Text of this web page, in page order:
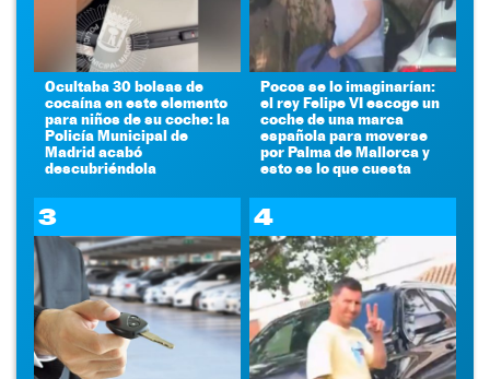
Ocultaba 30 bolsas de
cocaína en este elemento
para niños de su coche: la
Policía Municipal de
Madrid acabó
descubriéndola
Pocos se lo imaginarían:
el rey Felipe VI escoge un
coche de una marca
española para moverse
por Palma de Mallorca y
esto es lo que cuesta
3 4